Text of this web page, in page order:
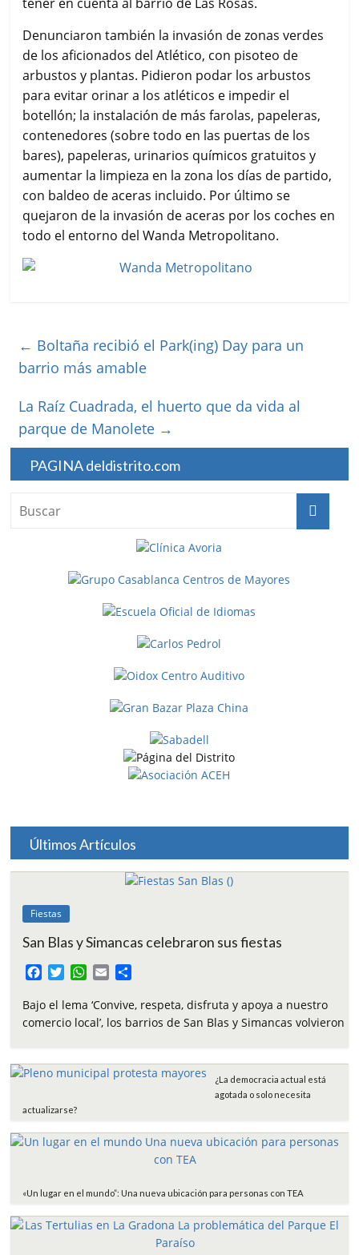
Denunciaron también la invasión de zonas verdes
de los aficionados del Atlético, con pisoteo de
arbustos y plantas. Pidieron podar los arbustos
para evitar orinar a los atléticos e impedir el
botellón; la instalación de más farolas, papeleras,
contenedores (sobre todo en las puertas de los
bares), papeleras, urinarios químicos gratuitos y
aumentar la limpieza en la zona los días de partido,
con baldeo de aceras incluido. Por último se
quejaron de la invasión de aceras por los coches en
todo el entorno del Wanda Metropolitano.
← Boltaña recibió el Park(ing) Day para un
barrio más amable
La Raíz Cuadrada, el huerto que da vida al
parque de Manolete →
PAGINA deldistrito.com
Últimos Artículos
Fiestas
San Blas y Simancas celebraron sus fiestas
c
e
o
i
t
r
W
a
t
p
p
a
i
m
p
t
Bajo el lema ‘Convive, respeta, disfruta y apoya a nuestro
comercio local’, los barrios de San Blas y Simancas volvieron
¿La democracia actual está
agotada o solo necesita
actualizarse?
«Un lugar en el mundo”: Una nueva ubicación para personas con TEA